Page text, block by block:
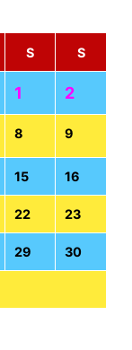
S S
1 2
8 9
15 16
22 23
29 30